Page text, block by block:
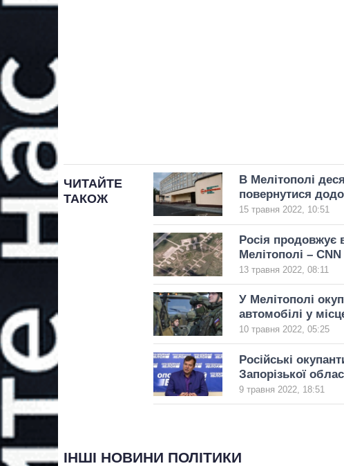
ЧИТАЙТЕ
ТАКОЖ
В Мелітополі
повернутися
15 травня 2022, 10:51
Росія продовжує
Мелітополі – CNN
13 травня 2022, 08:11
У Мелітополі
автомобілі у
10 травня 2022, 05:25
Російські
Запорізької
9 травня 2022, 18:51
ІНШІ НОВИНИ ПОЛІТИКИ